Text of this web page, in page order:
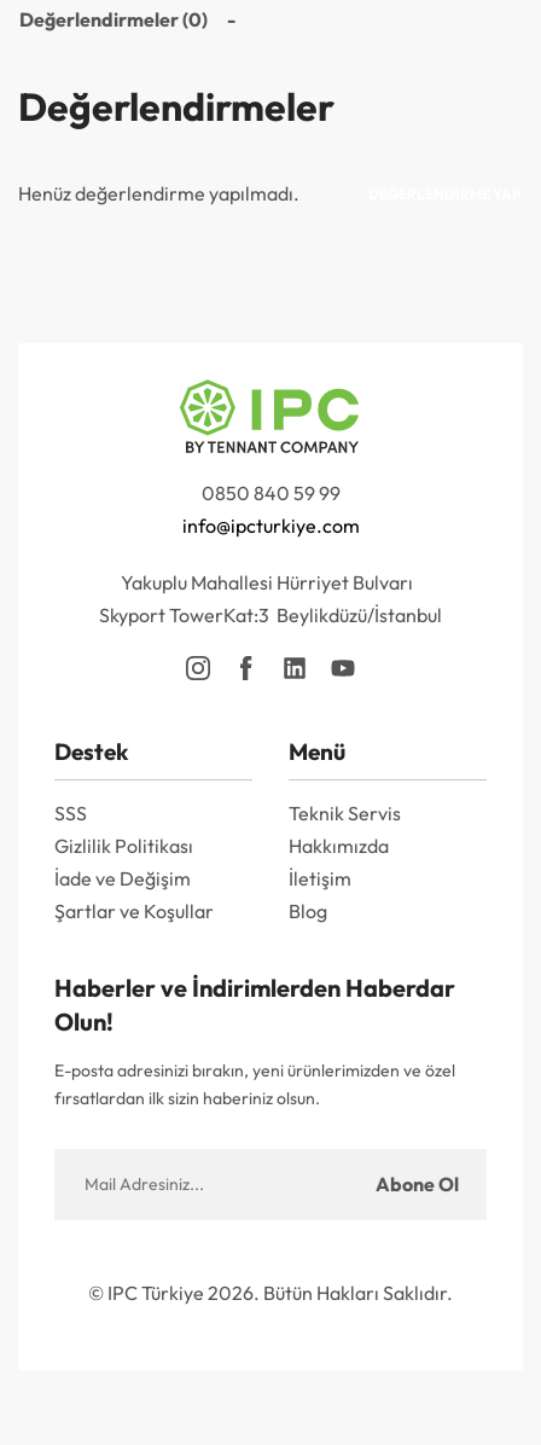
Değerlendirmeler (0)
Değerlendirmeler
Henüz değerlendirme yapılmadı.
0850 840 59 99
info@ipcturkiye.com
Yakuplu Mahallesi Hürriyet Bulvarı
Skyport TowerKat:3 Beylikdüzü/İstanbul
Destek
SSS
Gizlilik Politikası
İade ve Değişim
Şartlar ve Koşullar
Menü
Teknik Servis
Hakkımızda
İletişim
Blog
Haberler ve İndirimlerden Haberdar
Olun!
E-posta adresinizi bırakın, yeni ürünlerimizden ve özel
fırsatlardan ilk sizin haberiniz olsun.
Abone Ol
© IPC Türkiye 2026. Bütün Hakları Saklıdır.